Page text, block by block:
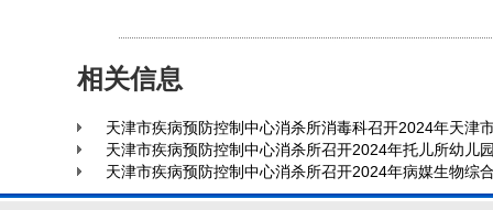
相关信息
天津市疾病预防控制中心消杀所消毒科召开2024年天津
天津市疾病预防控制中心消杀所召开2024年托儿所幼儿
天津市疾病预防控制中心消杀所召开2024年病媒生物综